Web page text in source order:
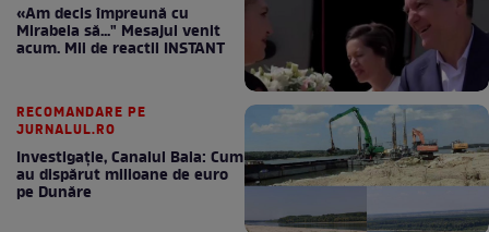
«Am decis împreună cu
Mirabela să..." Mesajul venit
acum. Mii de reactii INSTANT
RECOMANDARE PE
JURNALUL.RO
Investigație, Canalul Bala: Cum
au dispărut milioane de euro
pe Dunăre